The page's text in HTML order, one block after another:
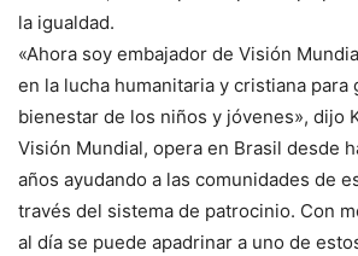
la igualdad.
«Ahora soy embajador de Visión
en la lucha humanitaria y cristiana para
bienestar de los niños y jóvenes», dijo
Visión Mundial, opera en Brasil desde
años ayudando a las comunidades de
través del sistema de patrocinio. Con
al día se puede apadrinar a uno de